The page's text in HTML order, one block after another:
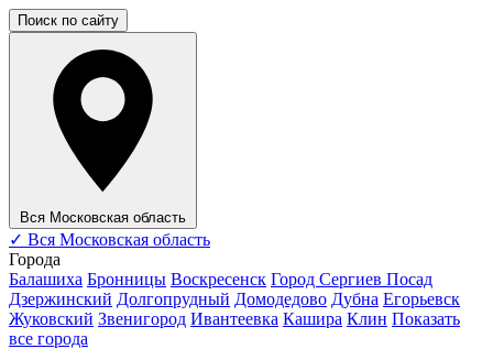
Поиск по сайту
Вся Московская область
✓ Вся Московская область
Города
Балашиха Бронницы Воскресенск Город Сергиев Посад
Дзержинский Долгопрудный Домодедово Дубна Егорьевск
Жуковский Звенигород Ивантеевка Кашира Клин Показать
все города